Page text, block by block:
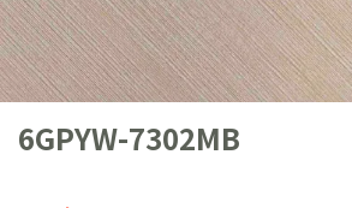
6GPYW-7302MB